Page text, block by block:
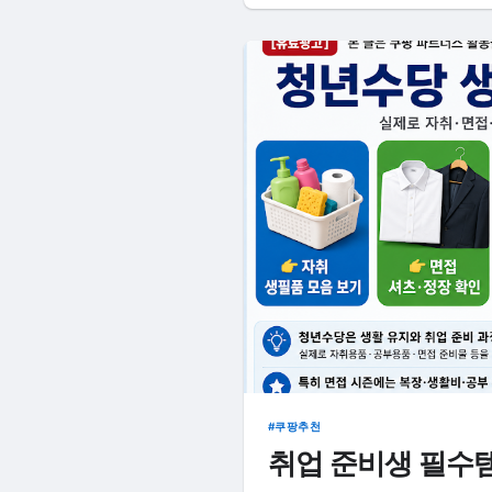
쿠팡추천
취업 준비생 필수